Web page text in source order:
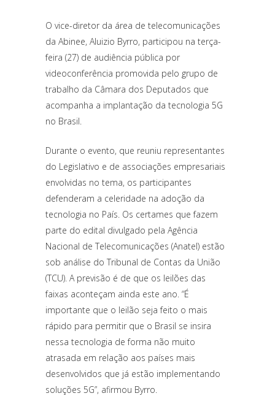
O vice-diretor da área de telecomunicações
da Abinee, Aluizio Byrro, participou na terça-
feira (27) de audiência pública por
videoconferência promovida pelo grupo de
trabalho da Câmara dos Deputados que
acompanha a implantação da tecnologia 5G
no Brasil.
Durante o evento, que reuniu representantes
do Legislativo e de associações empresariais
envolvidas no tema, os participantes
defenderam a celeridade na adoção da
tecnologia no País. Os certames que fazem
parte do edital divulgado pela Agência
Nacional de Telecomunicações (Anatel) estão
sob análise do Tribunal de Contas da União
(TCU). A previsão é de que os leilões das
faixas aconteçam ainda este ano. “É
importante que o leilão seja feito o mais
rápido para permitir que o Brasil se insira
nessa tecnologia de forma não muito
atrasada em relação aos países mais
desenvolvidos que já estão implementando
soluções 5G”, afirmou Byrro.